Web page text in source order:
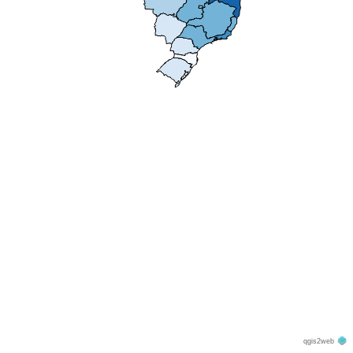
qgis2web